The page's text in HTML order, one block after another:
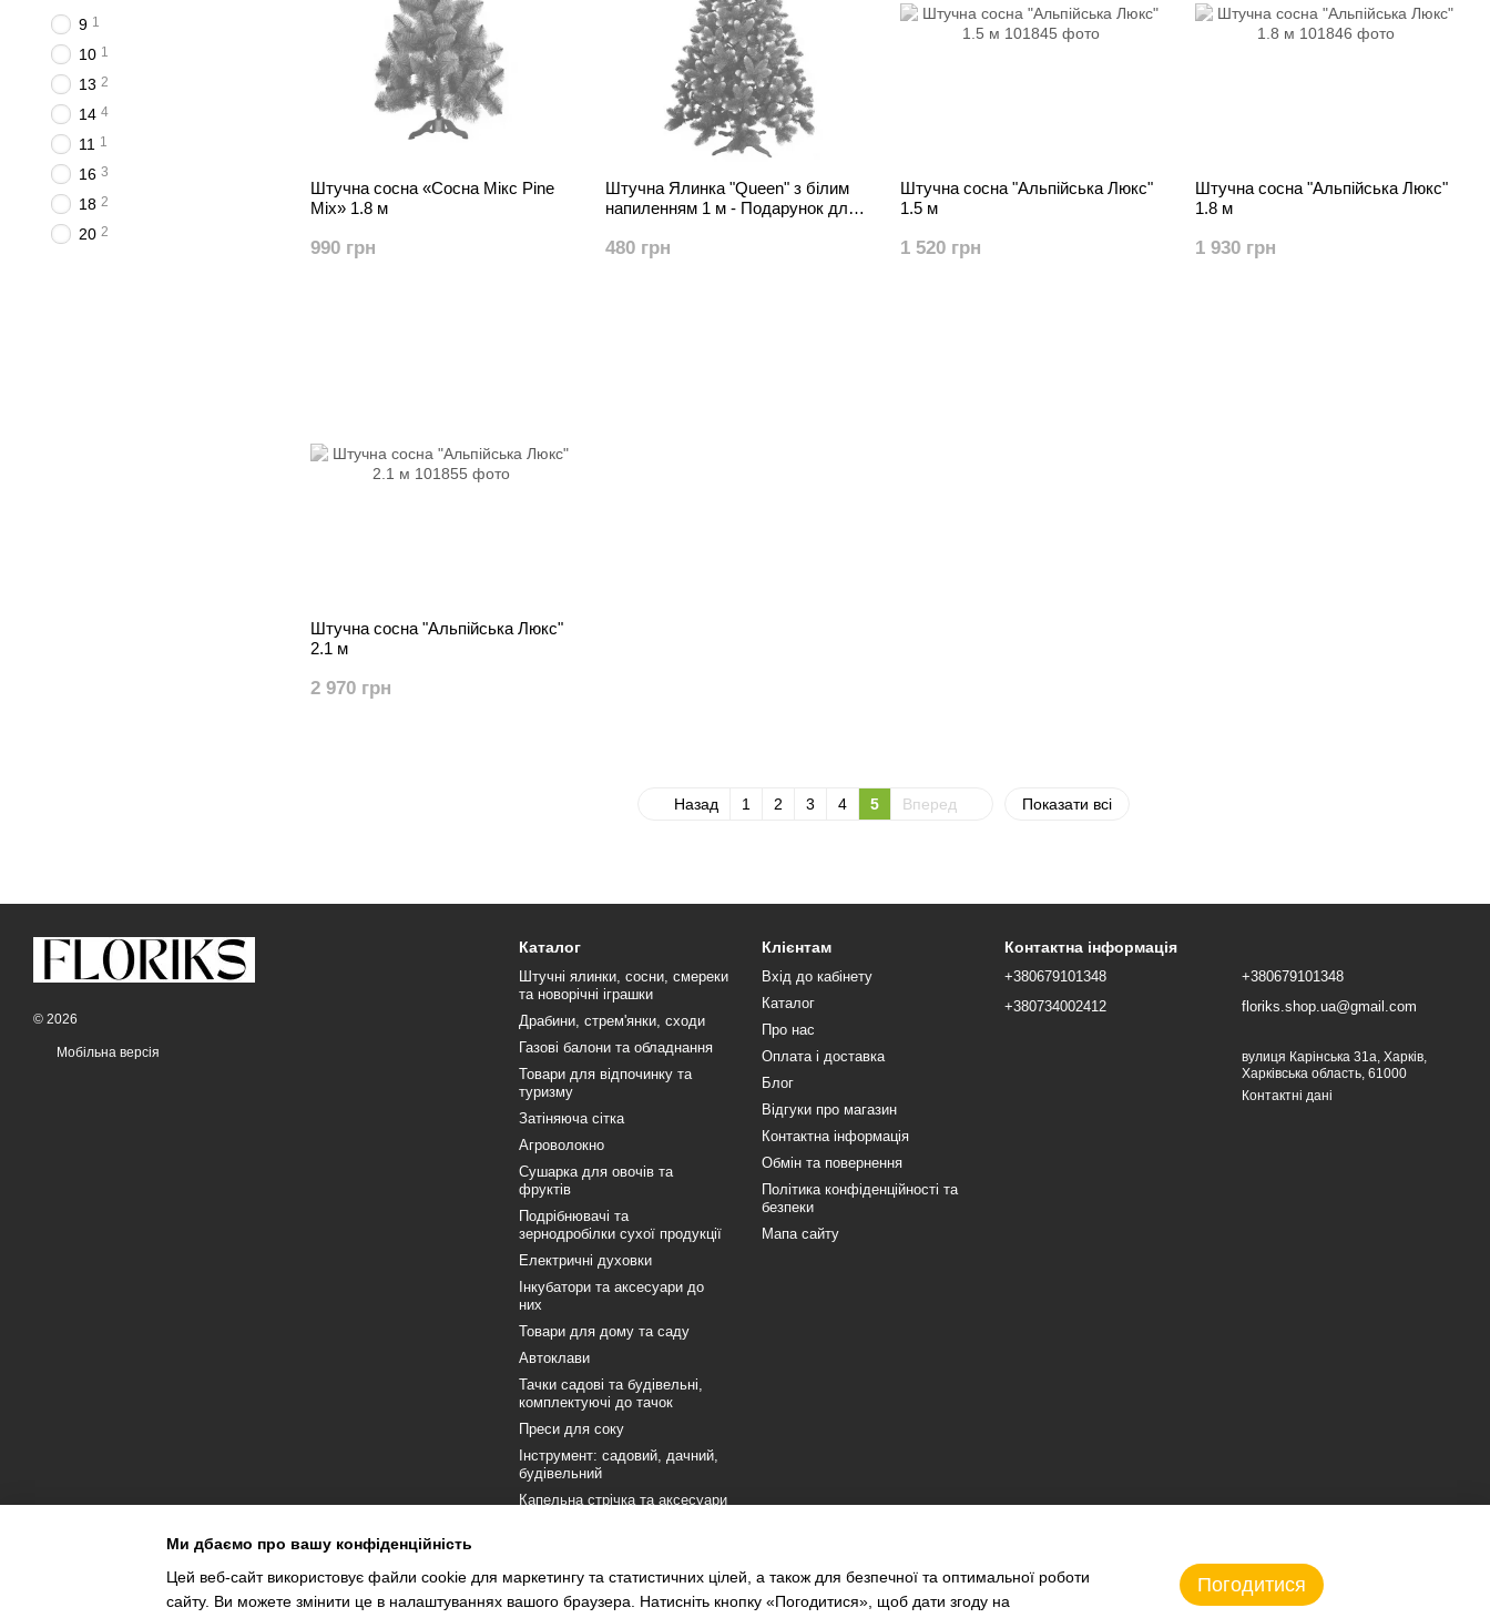
Штучна сосна «Сосна Мікс Pine
Mix» 1.8 м
990 грн
Штучна Ялинка "Queen" з білим
напиленням 1 м - Подарунок для
480 грн
Штучна сосна "Альпійська Люкс"
1.5 м
1 520 грн
Штучна сосна "Альпійська Люкс"
1.8 м
1 930 грн
Штучна сосна "Альпійська Люкс"
2.1 м
2 970 грн
Назад 1 2 3 4 5 Вперед Показати всі
9 1
10 1
13 2
14 4
11 1
16 3
18 2
20 2
© 2026
Мобільна версія
Каталог
Штучні ялинки, сосни, смереки
та новорічні іграшки
Драбини, стрем'янки, сходи
Газові балони та обладнання
Товари для відпочинку та
туризму
Затіняюча сітка
Агроволокно
Сушарка для овочів та
фруктів
Подрібнювачі та
зернодробілки сухої продукції
Електричні духовки
Інкубатори та аксесуари до
них
Товари для дому та саду
Автоклави
Тачки садові та будівельні,
комплектуючі до тачок
Преси для соку
Інструмент: садовий, дачний,
будівельний
Капельна стрічка та аксесуари
до них
Клієнтам
Вхід до кабінету
Каталог
Про нас
Оплата і доставка
Блог
Відгуки про магазин
Контактна інформація
Обмін та повернення
Політика конфіденційності та
безпеки
Мапа сайту
Контактна інформація
+380679101348
+380734002412
+380679101348
floriks.shop.ua@gmail.com
вулиця Карінська 31а, Харків,
Харківська область, 61000
Контактні дані
Ми дбаємо про вашу конфіденційність
Цей веб-сайт використовує файли cookie для маркетингу та статистичних цілей, а також для безпечної та оптимальної роботи
сайту. Ви можете змінити це в налаштуваннях вашого браузера. Натисніть кнопку «Погодитися», щоб дати згоду на
Погодитися